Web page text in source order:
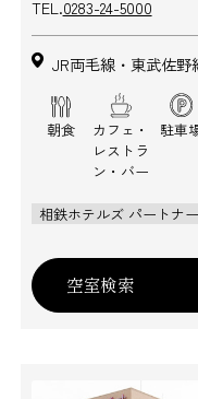
TEL.0283-24-5000
JR両毛線・東武佐
朝食
カフェ・
レストラ
ン・バー
駐車
相鉄ホテルズ パートナ
空室検索